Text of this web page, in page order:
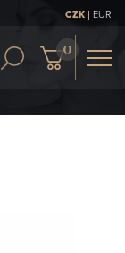
CZK | EUR